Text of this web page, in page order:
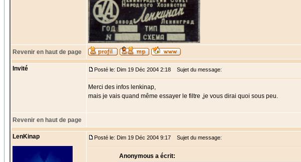
Revenir en haut de page
Invité Posté le: Dim 19 Déc 2004 2:18 Sujet du message:
Merci des infos lenkinap,
mais je vais quand même essayer le filtre ,je vous dirai quoi sous peu.
Revenir en haut de page
LenKinap Posté le: Dim 19 Déc 2004 9:17 Sujet du message:
Anonymous a écrit: